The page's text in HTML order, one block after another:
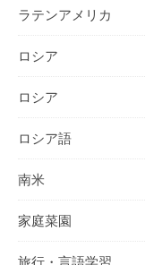
ラテンアメリカ
ロシア
ロシア
ロシア語
南米
家庭菜園